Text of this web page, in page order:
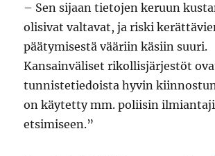
– Sen sijaan tietojen keruun
olisivat valtavat, ja riski
päätymisestä vääriin käsiin suuri.
Kansainväliset rikollisjärjestöt
tunnistetiedoista hyvin
on käytetty mm. poliisin
etsimiseen.”